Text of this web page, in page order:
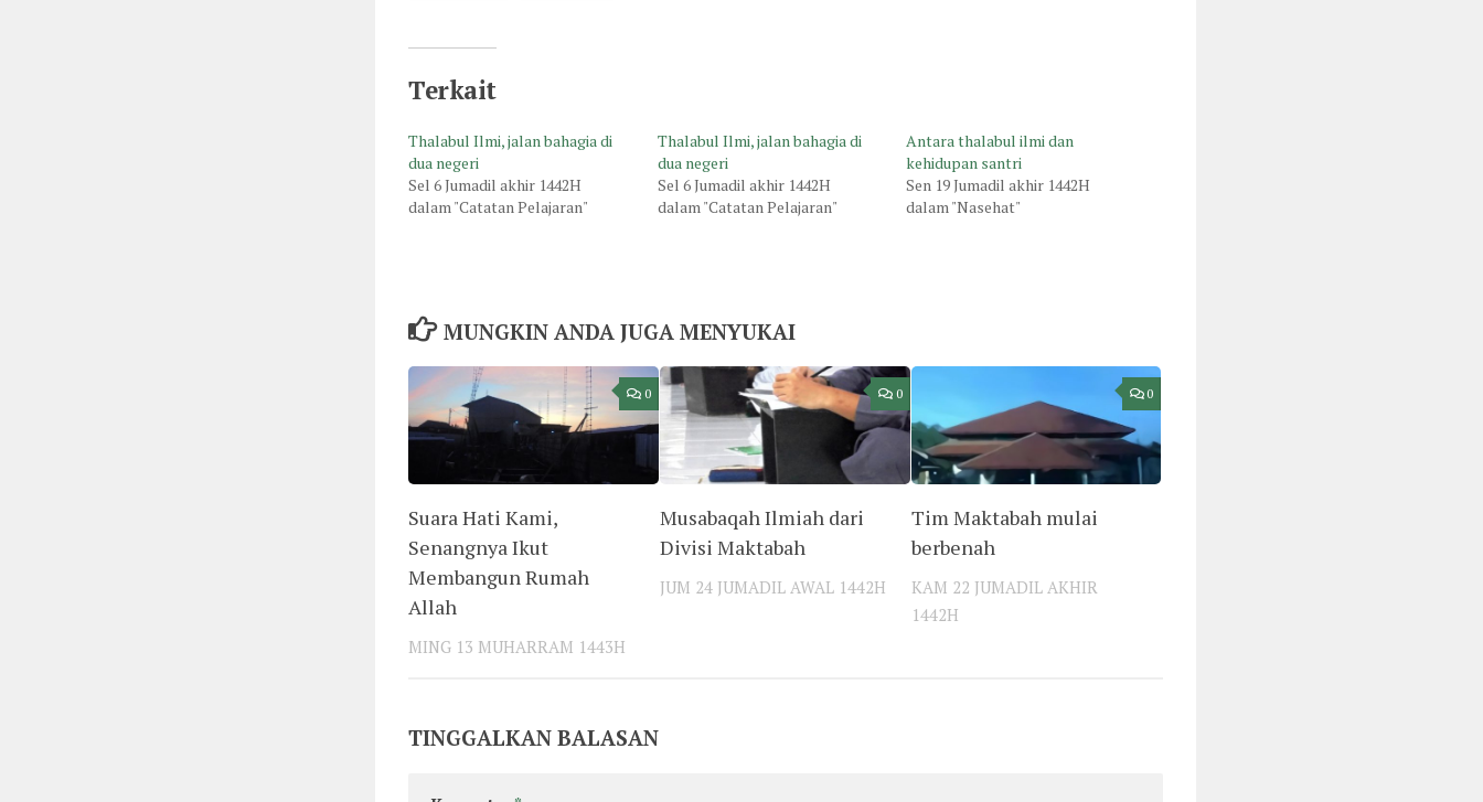
Terkait
Thalabul Ilmi, jalan bahagia di
dua negeri
Sel 6 Jumadil akhir 1442H
dalam "Catatan Pelajaran"
Thalabul Ilmi, jalan bahagia di
dua negeri
Sel 6 Jumadil akhir 1442H
dalam "Catatan Pelajaran"
Antara thalabul ilmi dan
kehidupan santri
Sen 19 Jumadil akhir 1442H
dalam "Nasehat"
MUNGKIN ANDA JUGA MENYUKAI
0
Suara Hati Kami,
Senangnya Ikut
Membangun Rumah
Allah
MING 13 MUHARRAM 1443H
0
Musabaqah Ilmiah dari
Divisi Maktabah
JUM 24 JUMADIL AWAL 1442H
0
Tim Maktabah mulai
berbenah
KAM 22 JUMADIL AKHIR
1442H
TINGGALKAN BALASAN